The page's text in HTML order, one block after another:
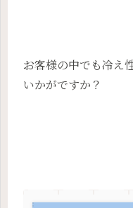
お客様の中でも冷え
いかがですか？